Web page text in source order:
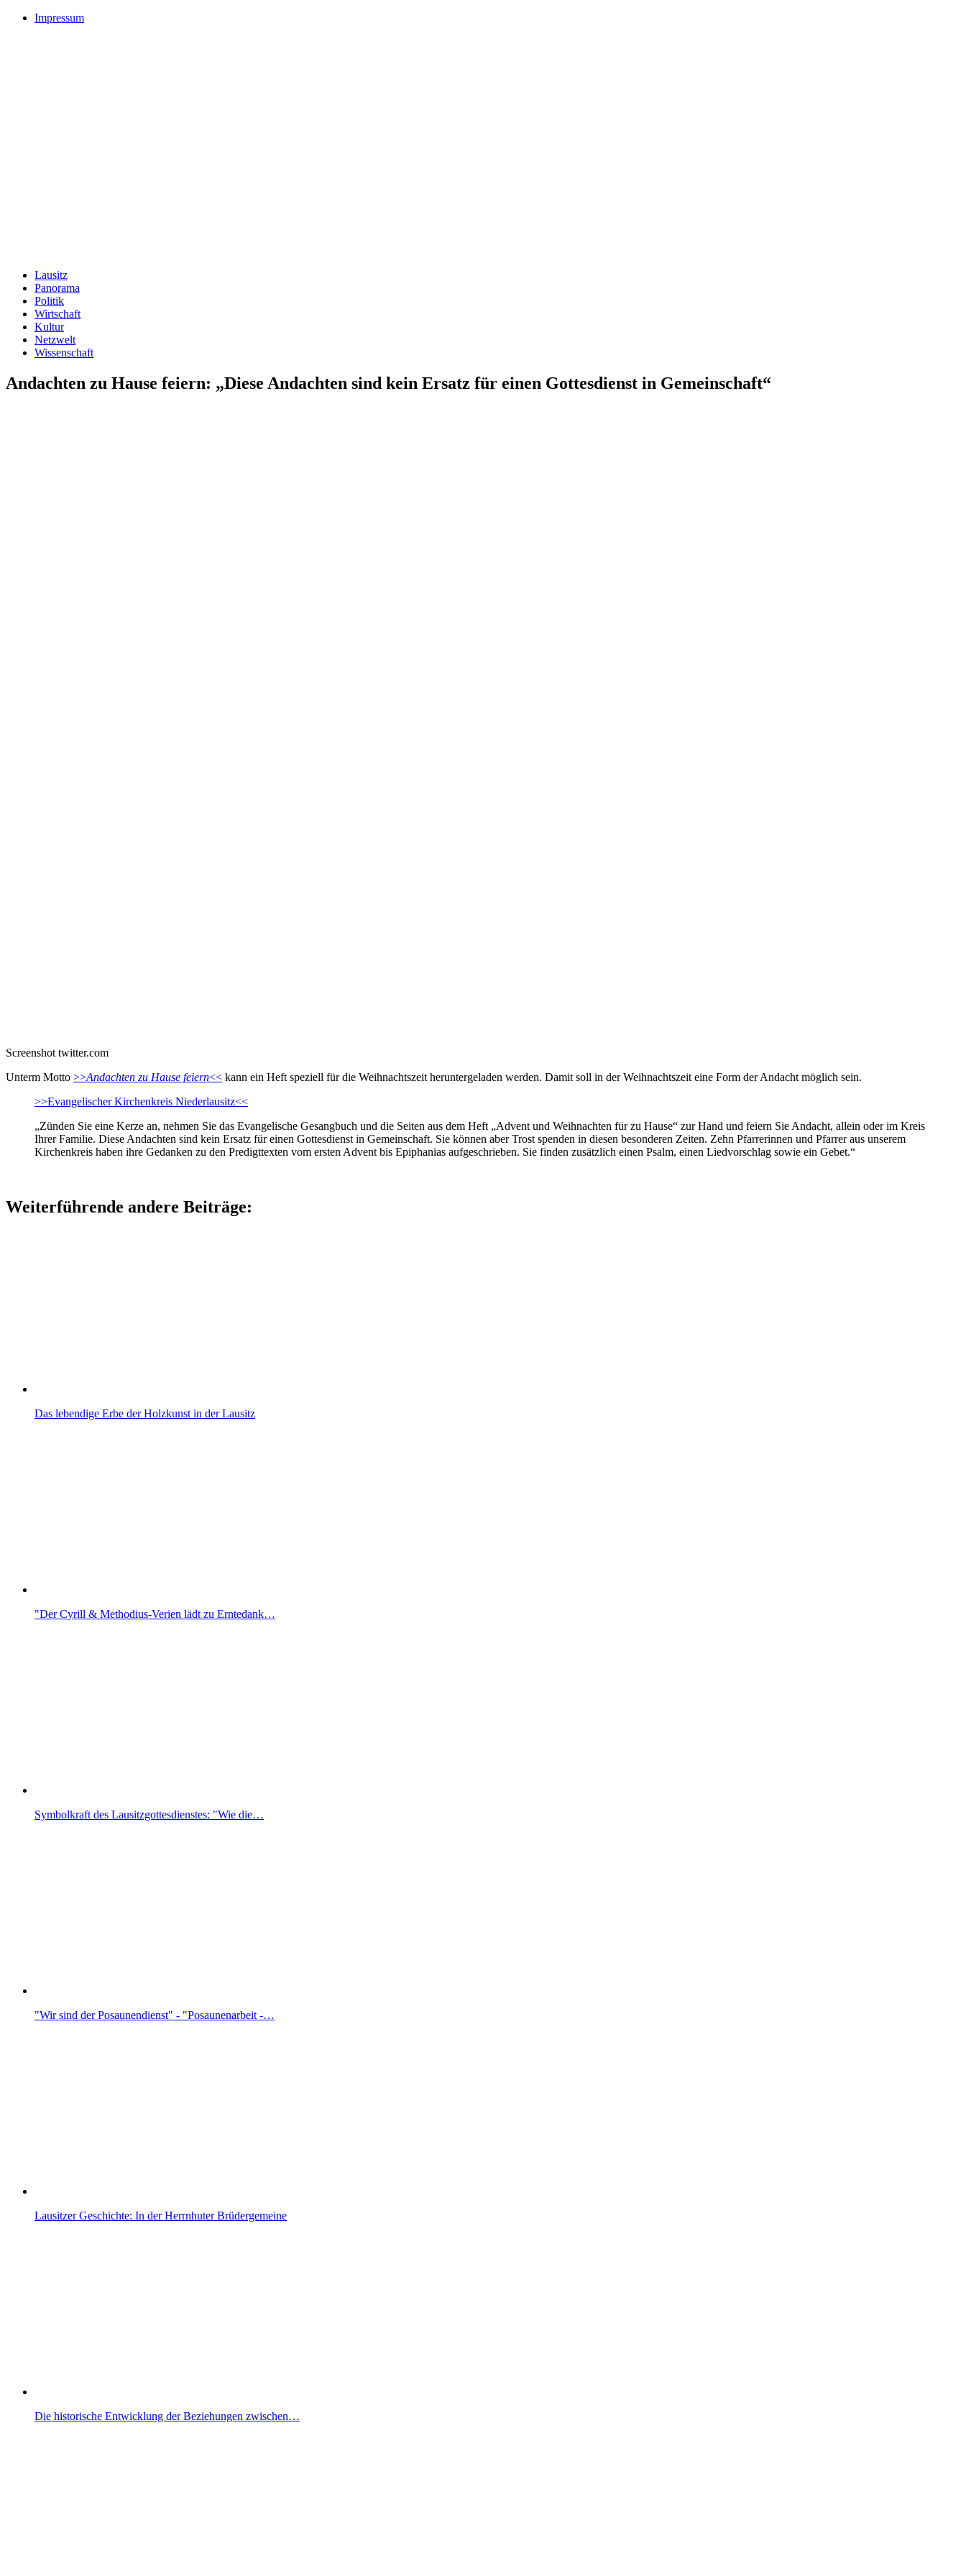
Impressum
Lausitz
Panorama
Politik
Wirtschaft
Kultur
Netzwelt
Wissenschaft
Andachten zu Hause feiern: „Diese Andachten sind kein Ersatz für einen Gottesdienst in Gemeinschaft“
Screenshot twitter.com
Unterm Motto >>Andachten zu Hause feiern<< kann ein Heft speziell für die Weihnachtszeit heruntergeladen werden. Damit soll in der Weihnachtszeit eine Form der Andacht möglich sein.
>>Evangelischer Kirchenkreis Niederlausitz<<
„Zünden Sie eine Kerze an, nehmen Sie das Evangelische Gesangbuch und die Seiten aus dem Heft „Advent und Weihnachten für zu Hause“ zur Hand und feiern Sie Andacht, allein oder im Kreis
Ihrer Familie. Diese Andachten sind kein Ersatz für einen Gottesdienst in Gemeinschaft. Sie können aber Trost spenden in diesen besonderen Zeiten. Zehn Pfarrerinnen und Pfarrer aus unserem
Kirchenkreis haben ihre Gedanken zu den Predigttexten vom ersten Advent bis Epiphanias aufgeschrieben. Sie finden zusätzlich einen Psalm, einen Liedvorschlag sowie ein Gebet.“
Weiterführende andere Beiträge:
Das lebendige Erbe der Holzkunst in der Lausitz
"Der Cyrill & Methodius-Verien lädt zu Erntedank…
Symbolkraft des Lausitzgottesdienstes: "Wie die…
"Wir sind der Posaunendienst" - "Posaunenarbeit -…
Lausitzer Geschichte: In der Herrnhuter Brüdergemeine
Die historische Entwicklung der Beziehungen zwischen…